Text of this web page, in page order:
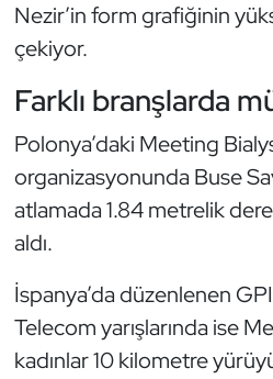
Nezir’in form grafiğinin
çekiyor.
Farklı branşlarda
Polonya’daki Meeting
organizasyonunda Buse
atlamada 1.84 metrelik
aldı.
İspanya’da düzenlenen
Telecom yarışlarında ise
kadınlar 10 kilometre
Modern Pentatlon
Motor Sporları
Muay Thai
Okçuluk
Oryantiring